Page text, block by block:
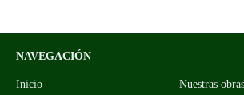
NAVEGACIÓN
Inicio Nuestras obras